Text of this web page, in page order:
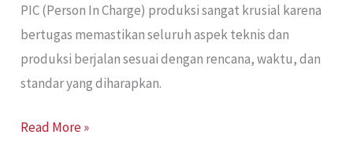
PIC (Person In Charge) produksi sangat krusial karena
bertugas memastikan seluruh aspek teknis dan
produksi berjalan sesuai dengan rencana, waktu, dan
standar yang diharapkan.
Read More »